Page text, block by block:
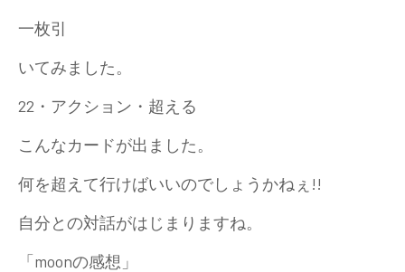
一枚引
いてみました。
22・アクション・超える
こんなカードが出ました。
何を超えて行けばいいのでしょうかねぇ!!
自分との対話がはじまりますね。
「moonの感想」